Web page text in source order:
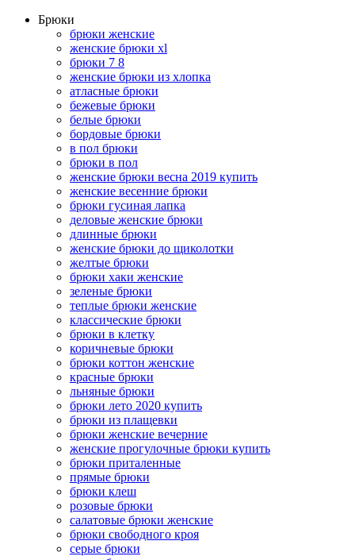
Брюки
брюки женские
женские брюки xl
брюки 7 8
женские брюки из хлопка
атласные брюки
бежевые брюки
белые брюки
бордовые брюки
в пол брюки
брюки в пол
женские брюки весна 2019 купить
женские весенние брюки
брюки гусиная лапка
деловые женские брюки
длинные брюки
женские брюки до щиколотки
желтые брюки
брюки хаки женские
зеленые брюки
теплые брюки женские
классические брюки
брюки в клетку
коричневые брюки
брюки коттон женские
красные брюки
льняные брюки
брюки лето 2020 купить
брюки из плащевки
брюки женские вечерние
женские прогулочные брюки купить
брюки приталенные
прямые брюки
брюки клеш
розовые брюки
салатовые брюки женские
брюки свободного кроя
серые брюки